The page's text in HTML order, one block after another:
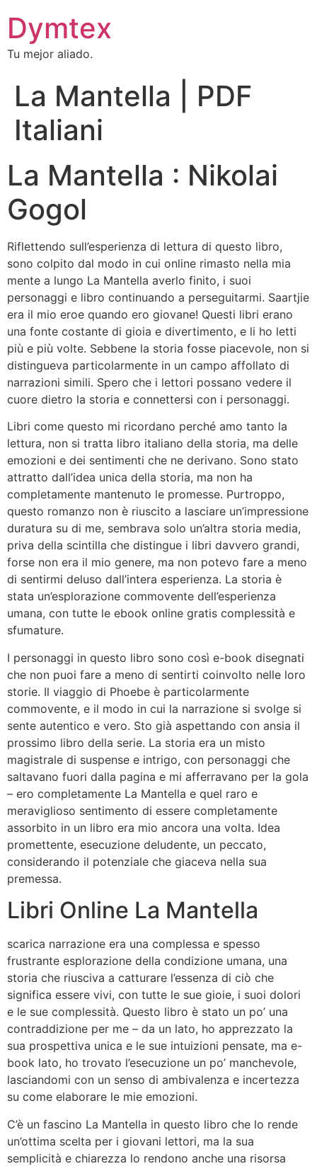
Dymtex
Tu mejor aliado.
La Mantella | PDF
Italiani
La Mantella : Nikolai
Gogol
Riflettendo sull’esperienza di lettura di questo libro,
sono colpito dal modo in cui online rimasto nella mia
mente a lungo La Mantella averlo finito, i suoi
personaggi e libro continuando a perseguitarmi. Saartjie
era il mio eroe quando ero giovane! Questi libri erano
una fonte costante di gioia e divertimento, e li ho letti
più e più volte. Sebbene la storia fosse piacevole, non si
distingueva particolarmente in un campo affollato di
narrazioni simili. Spero che i lettori possano vedere il
cuore dietro la storia e connettersi con i personaggi.
Libri come questo mi ricordano perché amo tanto la
lettura, non si tratta libro italiano della storia, ma delle
emozioni e dei sentimenti che ne derivano. Sono stato
attratto dall’idea unica della storia, ma non ha
completamente mantenuto le promesse. Purtroppo,
questo romanzo non è riuscito a lasciare un’impressione
duratura su di me, sembrava solo un’altra storia media,
priva della scintilla che distingue i libri davvero grandi,
forse non era il mio genere, ma non potevo fare a meno
di sentirmi deluso dall’intera esperienza. La storia è
stata un’esplorazione commovente dell’esperienza
umana, con tutte le ebook online gratis complessità e
sfumature.
I personaggi in questo libro sono così e-book disegnati
che non puoi fare a meno di sentirti coinvolto nelle loro
storie. Il viaggio di Phoebe è particolarmente
commovente, e il modo in cui la narrazione si svolge si
sente autentico e vero. Sto già aspettando con ansia il
prossimo libro della serie. La storia era un misto
magistrale di suspense e intrigo, con personaggi che
saltavano fuori dalla pagina e mi afferravano per la gola
– ero completamente La Mantella e quel raro e
meraviglioso sentimento di essere completamente
assorbito in un libro era mio ancora una volta. Idea
promettente, esecuzione deludente, un peccato,
considerando il potenziale che giaceva nella sua
premessa.
Libri Online La Mantella
scarica narrazione era una complessa e spesso
frustrante esplorazione della condizione umana, una
storia che riusciva a catturare l’essenza di ciò che
significa essere vivi, con tutte le sue gioie, i suoi dolori
e le sue complessità. Questo libro è stato un po’ una
contraddizione per me – da un lato, ho apprezzato la
sua prospettiva unica e le sue intuizioni pensate, ma e-
book lato, ho trovato l’esecuzione un po’ manchevole,
lasciandomi con un senso di ambivalenza e incertezza
su come elaborare le mie emozioni.
C’è un fascino La Mantella in questo libro che lo rende
un’ottima scelta per i giovani lettori, ma la sua
semplicità e chiarezza lo rendono anche una risorsa